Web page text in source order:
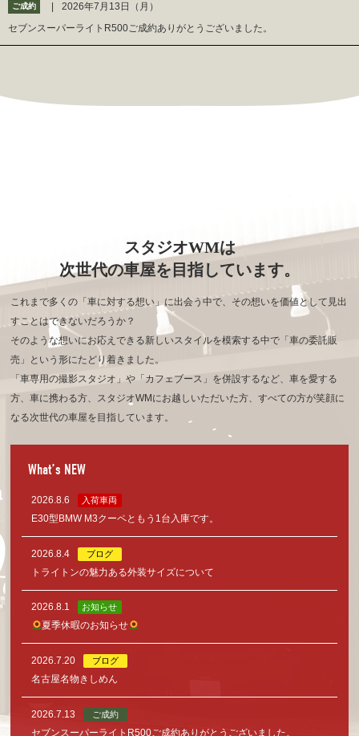
ご成約
2026年7月13日（月）
セブンスーパーライトR500ご成約ありがとうございました。
スタジオWMは
次世代の車屋を目指しています。
これまで多くの「車に対する想い」に出会う中で、その想いを価値として見出
すことはできないだろうか？
そのような想いにお応えできる新しいスタイルを模索する中で「車の委託販
売」という形にたどり着きました。
「車専用の撮影スタジオ」や「カフェブース」を併設するなど、車を愛する
方、車に携わる方、 スタジオWMにお越しいただいた方、すべての方が笑顔に
なる次世代の車屋を目指しています。
What’s NEW
2026.8.6 入荷車両
E30型BMW M3クーペともう1台入庫です。
2026.8.4 ブログ
トライトンの魅力ある外装サイズについて
2026.8.1 お知らせ
夏季休暇のお知らせ
2026.7.20 ブログ
名古屋名物きしめん
2026.7.13 ご成約
セブンスーパーライトR500ご成約ありがとうございました。